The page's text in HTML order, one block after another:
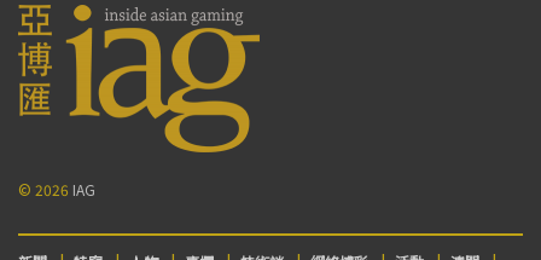
© 2026 IAG